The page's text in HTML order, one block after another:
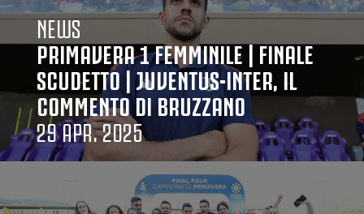
NEWS
PRIMAVERA 1 FEMMINILE | FINALE
SCUDETTO | JUVENTUS-INTER, IL
COMMENTO DI BRUZZANO
29 APR. 2025